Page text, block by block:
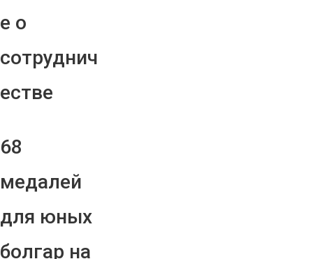
е о
сотруднич
естве
68
медалей
для юных
болгар на